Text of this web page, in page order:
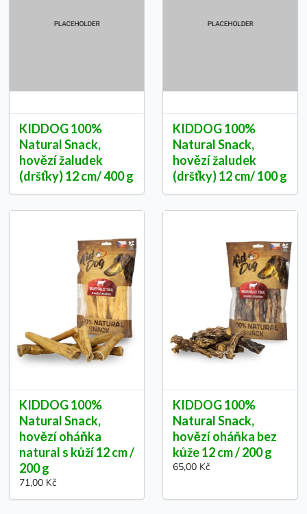
KIDDOG 100%
Natural Snack,
hovězí žaludek
(dršťky) 12 cm/ 400 g
KIDDOG 100%
Natural Snack,
hovězí žaludek
(dršťky) 12 cm/ 100 g
KIDDOG 100%
Natural Snack,
hovězí oháňka
natural s kůží 12 cm /
200 g
71,00 Kč
KIDDOG 100%
Natural Snack,
hovězí oháňka bez
kůže 12 cm / 200 g
65,00 Kč